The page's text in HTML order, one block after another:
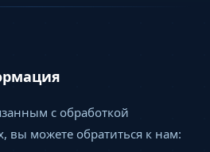
с обработкой
вы можете обратиться к нам: